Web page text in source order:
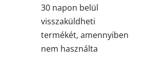
30 napon belül
visszaküldheti
termékét, amennyiben
nem használta